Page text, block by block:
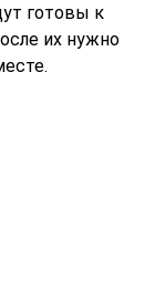
готовы к
их нужно